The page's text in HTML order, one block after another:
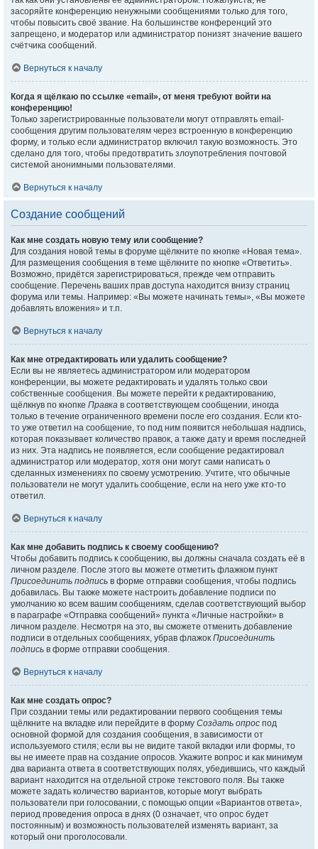
засоряйте конференцию ненужными сообщениями только для того,
чтобы повысить своё звание. На большинстве конференций это
запрещено, и модератор или администратор понизят значение вашего
счётчика сообщений.
Вернуться к началу
Когда я щёлкаю по ссылке «email», от меня требуют войти на
конференцию!
Только зарегистрированные пользователи могут отправлять email-
сообщения другим пользователям через встроенную в конференцию
форму, и только если администратор включил такую возможность. Это
сделано для того, чтобы предотвратить злоупотребления почтовой
системой анонимными пользователями.
Вернуться к началу
Создание сообщений
Как мне создать новую тему или сообщение?
Для создания новой темы в форуме щёлкните по кнопке «Новая тема».
Для размещения сообщения в теме щёлкните по кнопке «Ответить».
Возможно, придётся зарегистрироваться, прежде чем отправить
сообщение. Перечень ваших прав доступа находится внизу страниц
форума или темы. Например: «Вы можете начинать темы», «Вы можете
добавлять вложения» и т.п.
Вернуться к началу
Как мне отредактировать или удалить сообщение?
Если вы не являетесь администратором или модератором
конференции, вы можете редактировать и удалять только свои
собственные сообщения. Вы можете перейти к редактированию,
щёлкнув по кнопке Правка в соответствующем сообщении, иногда
только в течение ограниченного времени после его создания. Если кто-
то уже ответил на сообщение, то под ним появится небольшая надпись,
которая показывает количество правок, а также дату и время последней
из них. Эта надпись не появляется, если сообщение редактировал
администратор или модератор, хотя они могут сами написать о
сделанных изменениях по своему усмотрению. Учтите, что обычные
пользователи не могут удалить сообщение, если на него уже кто-то
ответил.
Вернуться к началу
Как мне добавить подпись к своему сообщению?
Чтобы добавить подпись к сообщению, вы должны сначала создать её в
личном разделе. После этого вы можете отметить флажком пункт
Присоединить подпись в форме отправки сообщения, чтобы подпись
добавилась. Вы также можете настроить добавление подписи по
умолчанию ко всем вашим сообщениям, сделав соответствующий выбор
в параграфе «Отправка сообщений» пункта «Личные настройки» в
личном разделе. Несмотря на это, вы сможете отменить добавление
подписи в отдельных сообщениях, убрав флажок Присоединить
подпись в форме отправки сообщения.
Вернуться к началу
Как мне создать опрос?
При создании темы или редактировании первого сообщения темы
щёлкните на вкладке или перейдите в форму Создать опрос под
основной формой для создания сообщения, в зависимости от
используемого стиля; если вы не видите такой вкладки или формы, то
вы не имеете прав на создание опросов. Укажите вопрос и как минимум
два варианта ответа в соответствующих полях, убедившись, что каждый
вариант находится на отдельной строке текстового поля. Вы также
можете задать количество вариантов, которые могут выбрать
пользователи при голосовании, с помощью опции «Вариантов ответа»,
период проведения опроса в днях (0 означает, что опрос будет
постоянным) и возможность пользователей изменять вариант, за
который они проголосовали.